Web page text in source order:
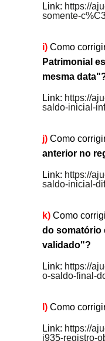
Link: https://
somente-
i) Como
Patrimonial
mesma
Link: https://
saldo-inicial-
j) Como
anterior no
Link: https://
saldo-inicial-
k) Como
do somatório
validado"?
Link: https://
o-saldo-final-
l) Como
Link: https://
j935-registro-